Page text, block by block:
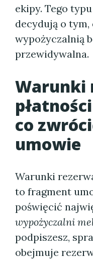
ekipy. Tego
decydują o tym,
wypożyczalnią
przewidywalna.
Warunki
co
umowie
Warunki
to fragment
poświęcić
wypożyczalni
podpiszesz,
obejmuje